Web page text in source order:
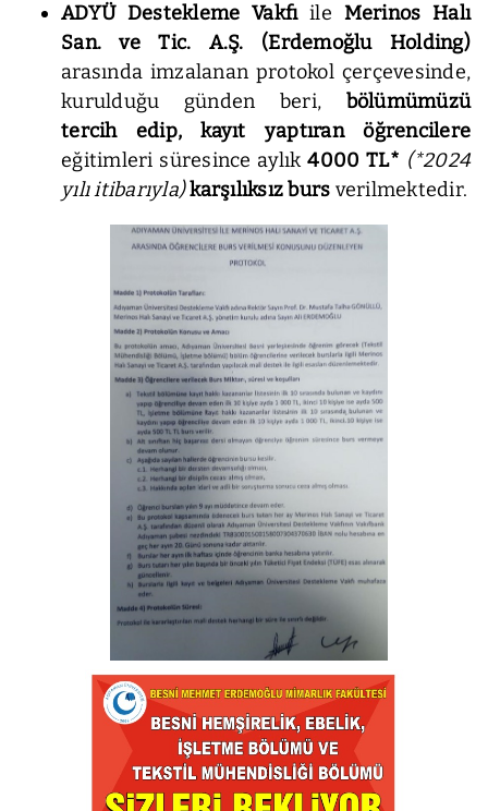
ADYÜ Destekleme Vakfıile Merinos Halı
San. ve Tic. A.Ş. (Erdemoğlu Holding)
arasında imzalanan protokol çerçevesinde,
kurulduğu günden beri, bölümümüzü
tercih edip, kayıt yaptıran öğrencilere
eğitimleri süresince aylık4000 TL* (*2024
yılı itibarıyla)karşılıksız burs verilmektedir.